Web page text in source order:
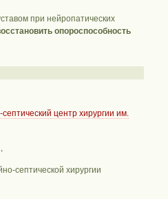
при нейропатических
опороспособность
центр хирургии им.
септической хирургии